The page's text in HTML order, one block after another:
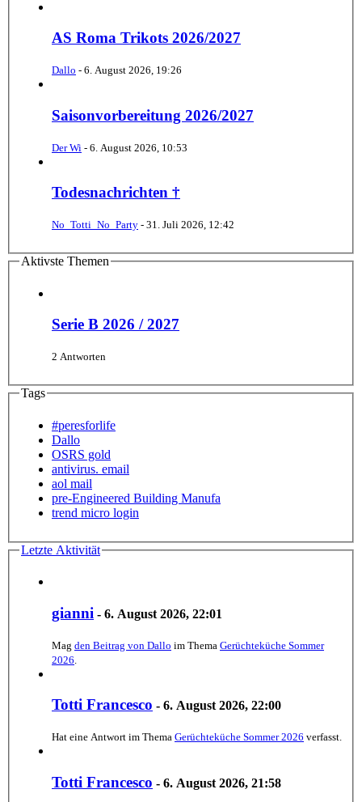
AS Roma Trikots 2026/2027
Dallo - 6. August 2026, 19:26
Saisonvorbereitung 2026/2027
Der Wi - 6. August 2026, 10:53
Todesnachrichten †
No_Totti_No_Party - 31. Juli 2026, 12:42
Aktivste Themen
Serie B 2026 / 2027
2 Antworten
Tags
#peresforlife
Dallo
OSRS gold
antivirus. email
aol mail
pre-Engineered Building Manufa
trend micro login
Letzte Aktivität
gianni - 6. August 2026, 22:01
Mag den Beitrag von Dallo im Thema Gerüchteküche Sommer
2026
Totti Francesco - 6. August 2026, 22:00
Hat eine Antwort im Thema Gerüchteküche Sommer 2026 verfasst.
Totti Francesco - 6. August 2026, 21:58